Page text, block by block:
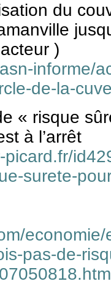
du
)
informe/
de-la-
« risque
à l’arrêt
picard.fr/
surete-
pas-de-